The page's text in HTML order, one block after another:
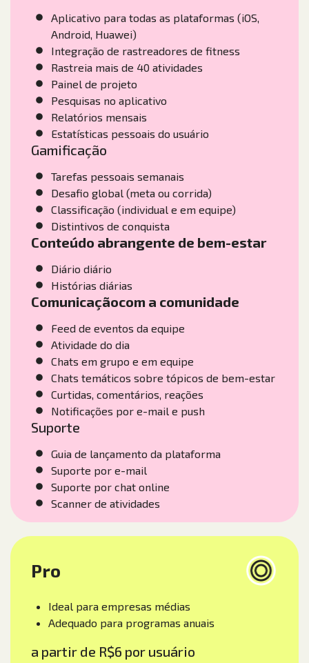
Aplicativo para todas as plataformas (iOS,
Android, Huawei)
Integração de rastreadores de fitness
Rastreia mais de 40 atividades
Painel de projeto
Pesquisas no aplicativo
Relatórios mensais
Estatísticas pessoais do usuário
Gamificação
Tarefas pessoais semanais
Desafio global (meta ou corrida)
Classificação (individual e em equipe)
Distintivos de conquista
Conteúdo abrangente de bem-estar
Diário diário
Histórias diárias
Comunicaçãocom a comunidade
Feed de eventos da equipe
Atividade do dia
Chats em grupo e em equipe
Chats temáticos sobre tópicos de bem-estar
Curtidas, comentários, reações
Notificações por e-mail e push
Suporte
Guia de lançamento da plataforma
Suporte por e-mail
Suporte por chat online
Scanner de atividades
Pro
Ideal para empresas médias
Adequado para programas anuais
a partir de R$6 por usuário